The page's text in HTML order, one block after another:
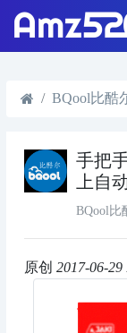
BQool比酷
手把
上自
BQool比
原创 2017-06-29